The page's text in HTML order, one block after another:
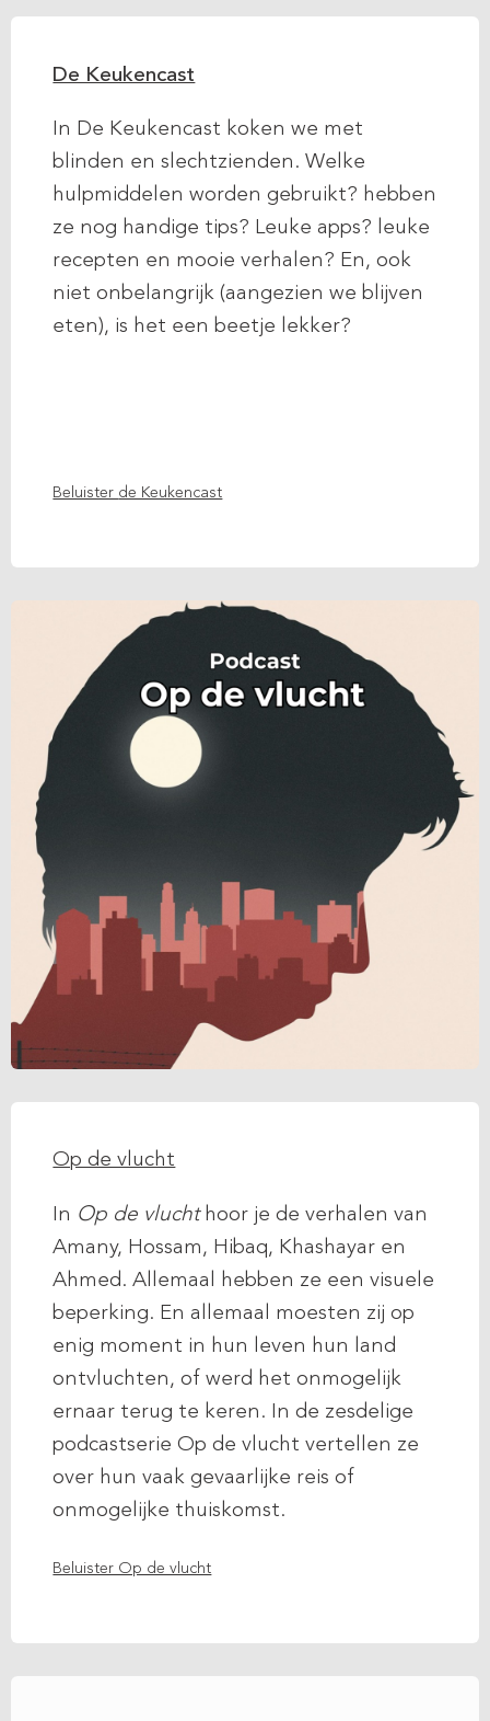
De Keukencast
In De Keukencast koken we met
blinden en slechtzienden. Welke
hulpmiddelen worden gebruikt? hebben
ze nog handige tips? Leuke apps? leuke
recepten en mooie verhalen? En, ook
niet onbelangrijk (aangezien we blijven
eten), is het een beetje lekker?
Beluister de Keukencast
Op de vlucht
In Op de vluchthoor je de verhalen van
Amany, Hossam, Hibaq, Khashayar en
Ahmed. Allemaal hebben ze een visuele
beperking. En allemaal moesten zij op
enig moment in hun leven hun land
ontvluchten, of werd het onmogelijk
ernaar terug te keren. In de zesdelige
podcastserie Op de vlucht vertellen ze
over hun vaak gevaarlijke reis of
onmogelijke thuiskomst.
Beluister Op de vlucht